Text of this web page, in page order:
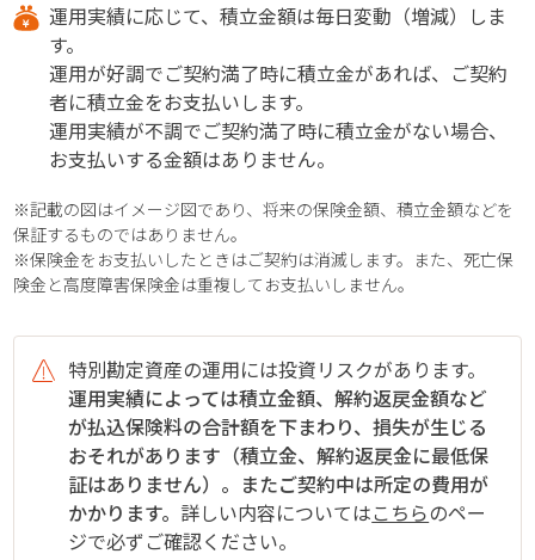
運用実績に応じて、積立金額は毎日変動（増減）しま
す。
運用が好調でご契約満了時に積立金があれば、ご契約
者に積立金をお支払いします。
運用実績が不調でご契約満了時に積立金がない場合、
お支払いする金額はありません。
※記載の図はイメージ図であり、将来の保険金額、積立金額などを
保証するものではありません。
※保険金をお支払いしたときはご契約は消滅します。また、死亡保
険金と高度障害保険金は重複してお支払いしません。
特別勘定資産の運用には投資リスクがあります。
運用実績によっては積立金額、解約返戻金額など
が払込保険料の合計額を下まわり、損失が生じる
おそれがあります（積立金、解約返戻金に最低保
証はありません）。またご契約中は所定の費用が
かかります。 詳しい内容についてはこちらのペー
ジで必ずご確認ください。